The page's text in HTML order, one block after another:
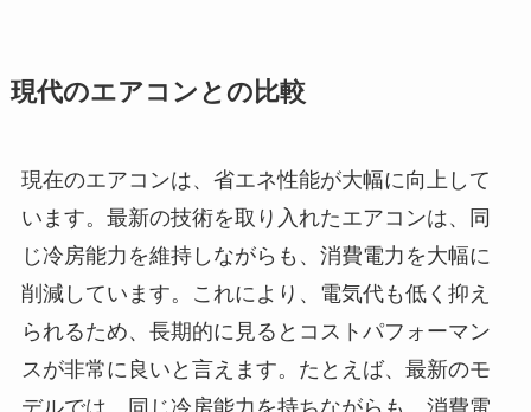
現代のエアコンとの比較
現在のエアコンは、省エネ性能が大幅に向上して
います。最新の技術を取り入れたエアコンは、同
じ冷房能力を維持しながらも、消費電力を大幅に
削減しています。これにより、電気代も低く抑え
られるため、長期的に見るとコストパフォーマン
スが非常に良いと言えます。たとえば、最新のモ